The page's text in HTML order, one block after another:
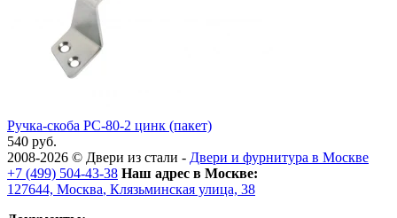
Ручка-скоба РС-80-2 цинк (пакет)
540 руб.
2008-2026 © Двери из стали - Двери и фурнитура в Москве
+7 (499) 504-43-38 Наш адрес в Москве:
127644, Москва, Клязьминская улица, 38